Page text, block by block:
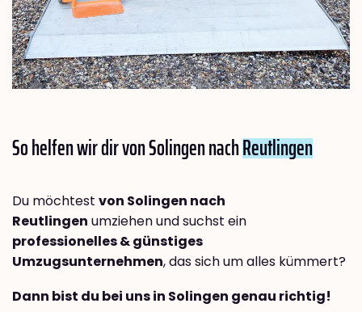
So helfen wir dir von Solingen nachReutlingen
Du möchtest von Solingen nach
Reutlingen umziehen und suchst ein
professionelles & günstiges
Umzugsunternehmen, das sich um alles kümmert?
Dann bist du bei uns in Solingen genau richtig!